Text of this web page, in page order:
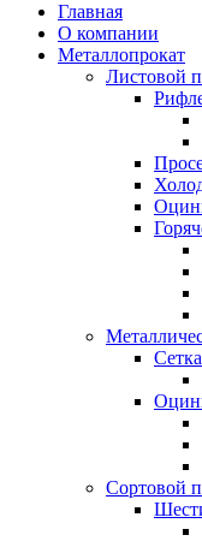
Главная
О компании
Металлопрокат
Листовой
Сетка
Сортовой